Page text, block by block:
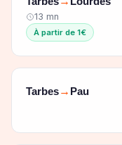
13 mn
À partir de 1€
Tarbes→ Pau